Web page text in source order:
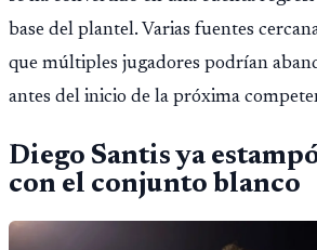
base del plantel. Varias fuentes
que múltiples jugadores podrían
antes del inicio de la próxima
Diego Santis ya
con el conjunto blanco